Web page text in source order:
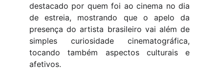
destacado por quem foi ao cinema no dia
de estreia, mostrando que o apelo da
presença do artista brasileiro vai além de
simples curiosidade cinematográfica,
tocando também aspectos culturais e
afetivos.